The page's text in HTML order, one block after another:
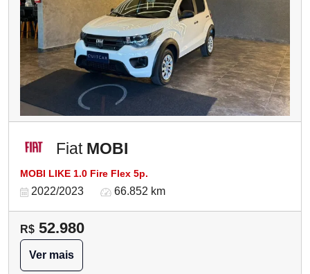
Fiat MOBI
MOBI LIKE 1.0 Fire Flex 5p.
2022/2023 66.852 km
R$ 52.980
Ver mais